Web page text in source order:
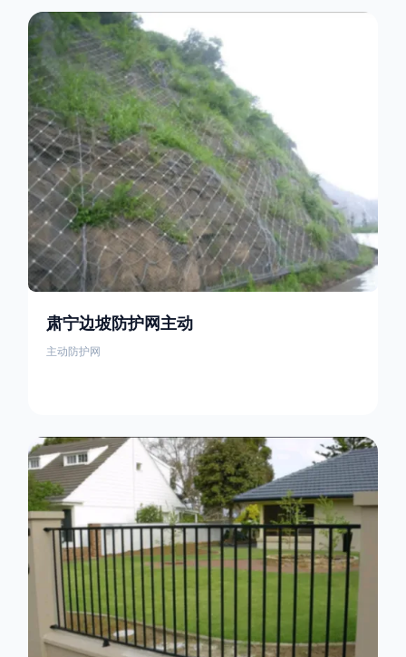
隔离栏，市政道路隔离护栏，人行道路护栏，机动与非机动隔离
护栏、道路中心隔离护栏、带广告牌道路隔离护栏、河道安全护
栏、草坪花坛护栏等市政道路隔离护栏规格齐全、品种多，可以
任
肃宁边坡防护网主动
主动防护网